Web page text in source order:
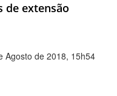
de extensão
Agosto de 2018, 15h54